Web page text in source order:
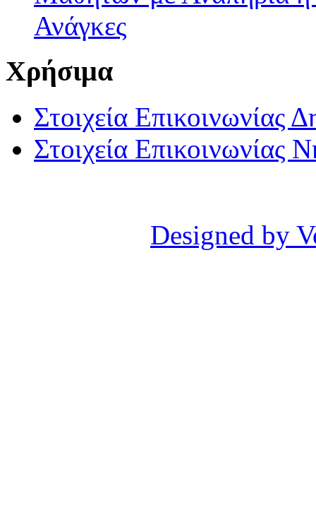
Ανάγκες
Χρήσιμα
Στοιχεία Επικοινωνίας
Στοιχεία Επικοινωνίας
Designed by